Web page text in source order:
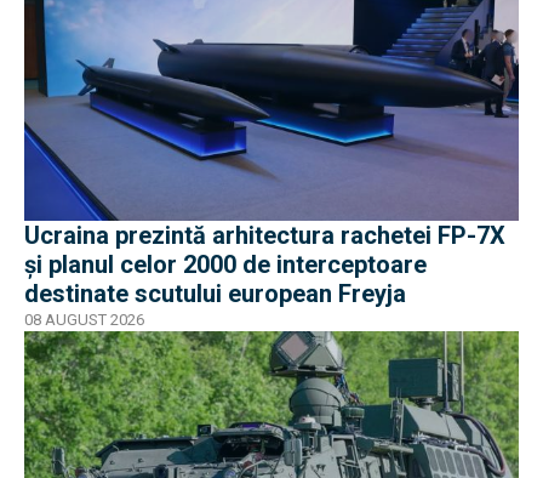
Ucraina prezintă arhitectura rachetei FP-7X
și planul celor 2000 de interceptoare
destinate scutului european Freyja
08 AUGUST 2026